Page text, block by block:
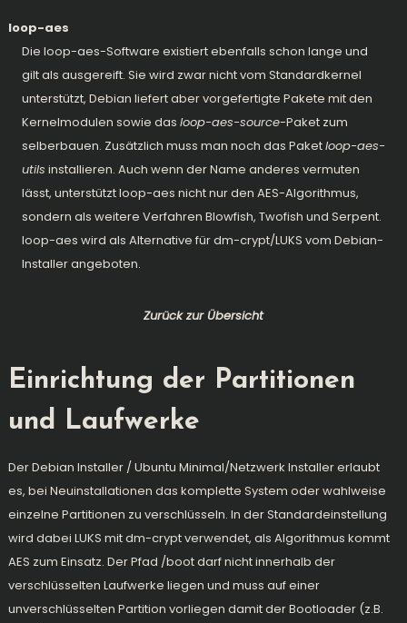
loop-aes
Die loop-aes-Software existiert ebenfalls schon lange und
gilt als ausgereift. Sie wird zwar nicht vom Standardkernel
unterstützt, Debian liefert aber vorgefertigte Pakete mit den
Kernelmodulen sowie das loop-aes-source-Paket zum
selberbauen. Zusätzlich muss man noch das Paketloop-aes-
utils installieren. Auch wenn der Name anderes vermuten
lässt, unterstützt loop-aes nicht nur den AES-Algorithmus,
sondern als weitere Verfahren Blowfish, Twofish und Serpent.
loop-aes wird als Alternative für dm-crypt/LUKS vom Debian-
Installer angeboten.
Zurück zur Übersicht
Einrichtung der Partitionen
und Laufwerke
Der Debian Installer / Ubuntu Minimal/Netzwerk Installer erlaubt
es, bei Neuinstallationen das komplette System oder wahlweise
einzelne Partitionen zu verschlüsseln. In der Standardeinstellung
wird dabei LUKS mit dm-crypt verwendet, als Algorithmus kommt
AES zum Einsatz. Der Pfad /boot darf nicht innerhalb der
verschlüsselten Laufwerke liegen und muss auf einer
unverschlüsselten Partition vorliegen damit der Bootloader (z.B.